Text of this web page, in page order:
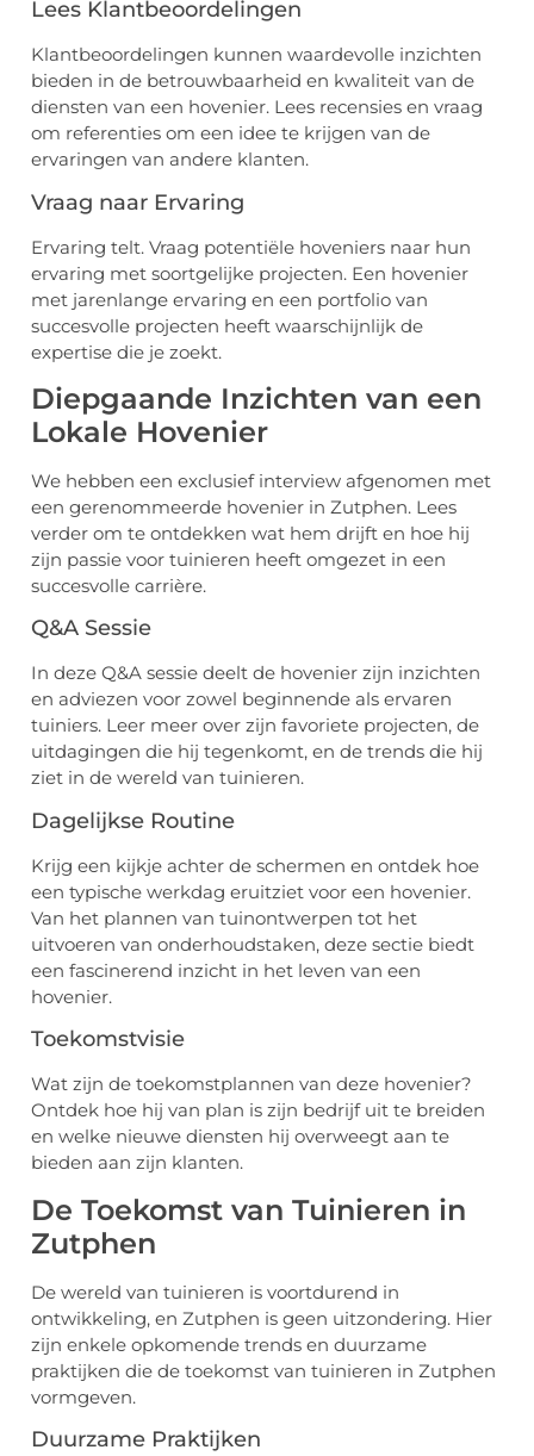
Lees Klantbeoordelingen
Klantbeoordelingen kunnen waardevolle inzichten
bieden in de betrouwbaarheid en kwaliteit van de
diensten van een hovenier. Lees recensies en vraag
om referenties om een idee te krijgen van de
ervaringen van andere klanten.
Vraag naar Ervaring
Ervaring telt. Vraag potentiële hoveniers naar hun
ervaring met soortgelijke projecten. Een hovenier
met jarenlange ervaring en een portfolio van
succesvolle projecten heeft waarschijnlijk de
expertise die je zoekt.
Diepgaande Inzichten van een
Lokale Hovenier
We hebben een exclusief interview afgenomen met
een gerenommeerde hovenier in Zutphen. Lees
verder om te ontdekken wat hem drijft en hoe hij
zijn passie voor tuinieren heeft omgezet in een
succesvolle carrière.
Q&A Sessie
In deze Q&A sessie deelt de hovenier zijn inzichten
en adviezen voor zowel beginnende als ervaren
tuiniers. Leer meer over zijn favoriete projecten, de
uitdagingen die hij tegenkomt, en de trends die hij
ziet in de wereld van tuinieren.
Dagelijkse Routine
Krijg een kijkje achter de schermen en ontdek hoe
een typische werkdag eruitziet voor een hovenier.
Van het plannen van tuinontwerpen tot het
uitvoeren van onderhoudstaken, deze sectie biedt
een fascinerend inzicht in het leven van een
hovenier.
Toekomstvisie
Wat zijn de toekomstplannen van deze hovenier?
Ontdek hoe hij van plan is zijn bedrijf uit te breiden
en welke nieuwe diensten hij overweegt aan te
bieden aan zijn klanten.
De Toekomst van Tuinieren in
Zutphen
De wereld van tuinieren is voortdurend in
ontwikkeling, en Zutphen is geen uitzondering. Hier
zijn enkele opkomende trends en duurzame
praktijken die de toekomst van tuinieren in Zutphen
vormgeven.
Duurzame Praktijken